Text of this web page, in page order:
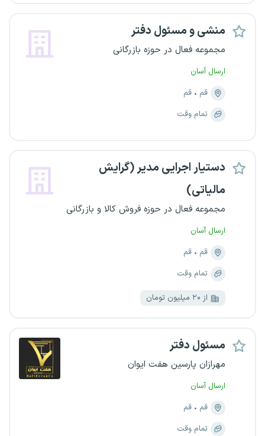
منشی و مسئول دفتر
مجموعه فعال در حوزه بازرگانی
ارسال آسان
قم
قم
تمام وقت
دستیار اجرایی مدیر (گرایش
مالیاتی)
مجموعه فعال در حوزه فروش کالا و بازرگانی
ارسال آسان
قم
قم
تمام وقت
از ۲۰ میلیون تومان
مسئول دفتر
مهرازان پارسین هفت ایوان
ارسال آسان
قم
قم
تمام وقت